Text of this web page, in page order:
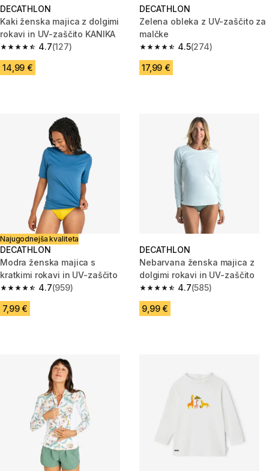
DECATHLON
Kaki ženska majica z dolgimi
rokavi in UV-zaščito KANIKA
4.7
4.7 od 5 zvezdic from 127 ocene
(127)
14,99 €
DECATHLON
Zelena obleka z UV-zaščito za
malčke
4.5
4.5 od 5 zvezdic from 274
(274)
17,99 €
Najugodnejša kvaliteta
DECATHLON
Modra ženska majica s
kratkimi rokavi in UV-zaščito
4.7
4.7 od 5 zvezdic from 959 ocene
(959)
7,99 €
DECATHLON
Nebarvana ženska majica z
dolgimi rokavi in UV-zaščito
4.7
4.7 od 5 zvezdic from 585
(585)
9,99 €